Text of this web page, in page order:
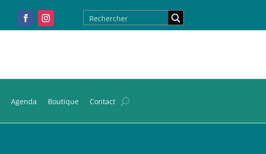
Agenda Boutique Contact